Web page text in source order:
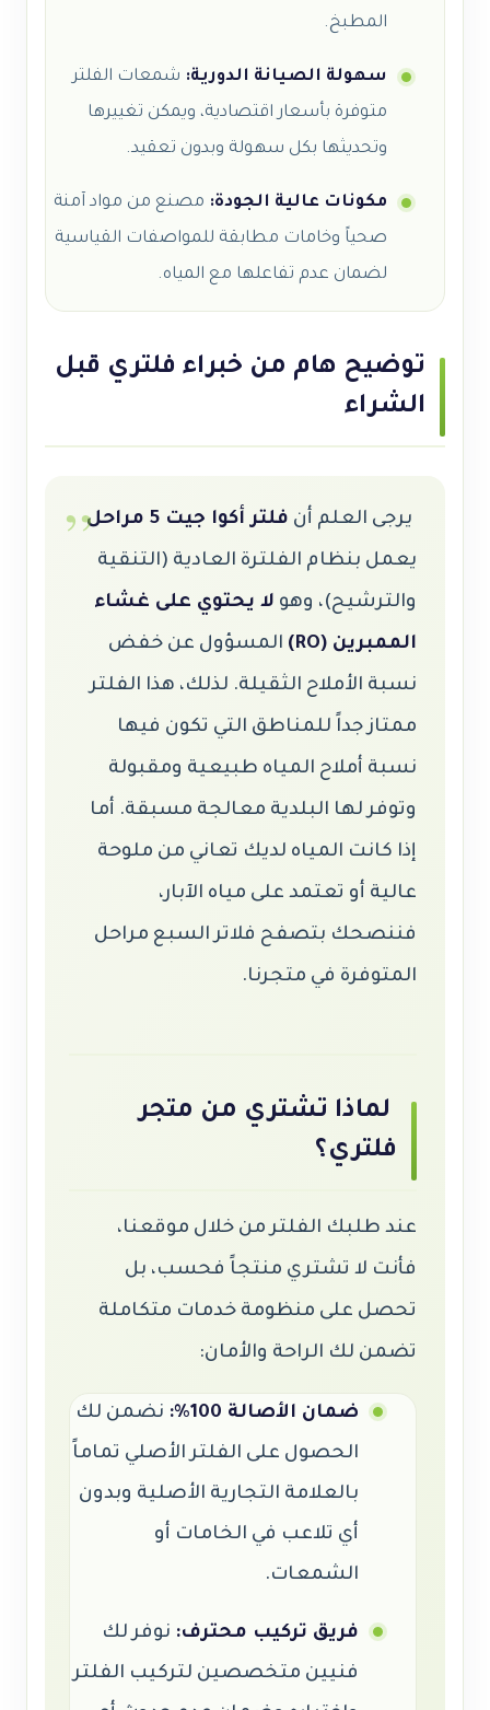
المطبخ.
سهولة الصيانة الدورية: شمعات الفلتر
متوفرة بأسعار اقتصادية، ويمكن تغييرها
وتحديثها بكل سهولة وبدون تعقيد.
مكونات عالية الجودة: مصنع من مواد آمنة
صحياً وخامات مطابقة للمواصفات القياسية
لضمان عدم تفاعلها مع المياه.
توضيح هام من خبراء فلتري قبل
الشراء
يرجى العلم أن فلتر أكوا جيت 5 مراحل
يعمل بنظام الفلترة العادية (التنقية
والترشيح)، وهو لا يحتوي على غشاء
الممبرين (RO)
المسؤول عن خفض
نسبة الأملاح الثقيلة. لذلك، هذا الفلتر
ممتاز جداً للمناطق التي تكون فيها
نسبة أملاح المياه طبيعية ومقبولة
وتوفر لها البلدية معالجة مسبقة. أما
إذا كانت المياه لديك تعاني من ملوحة
عالية أو تعتمد على مياه الآبار،
فننصحك بتصفح فلاتر السبع مراحل
المتوفرة في متجرنا.
لماذا تشتري من متجر
فلتري؟
عند طلبك الفلتر من خلال موقعنا،
فأنت لا تشتري منتجاً فحسب، بل
تحصل على منظومة خدمات متكاملة
تضمن لك الراحة والأمان:
ضمان الأصالة 100%:
نضمن لك
الحصول على الفلتر الأصلي تماماً
بالعلامة التجارية الأصلية وبدون
أي تلاعب في الخامات أو
الشمعات.
فريق تركيب محترف: نوفر لك
فنيين متخصصين لتركيب الفلتر